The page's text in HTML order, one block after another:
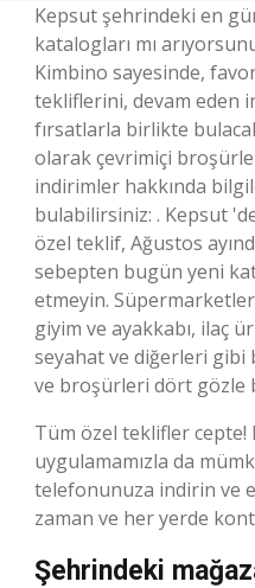
Kepsut şehrindeki en
katalogları mı
Kimbino sayesinde,
tekliflerini, devam eden
fırsatlarla birlikte
olarak çevrimiçi
indirimler hakkında
bulabilirsiniz: . Kepsut
özel teklif, Ağustos
sebepten bugün yeni
etmeyin.
giyim ve ayakkabı, ilaç
seyahat ve diğerleri
ve broşürleri dört gözle
Tüm özel teklifler cepte!
uygulamamızla da
telefonunuza indirin ve
zaman ve her yerde
Şehrindeki